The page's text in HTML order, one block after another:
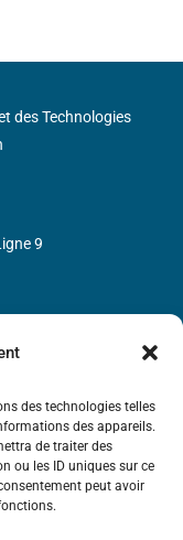
des technologies telles
des appareils.
de traiter des
ou les ID uniques sur ce
peut avoir
d’André-
des Technologies
9
TVA intra-